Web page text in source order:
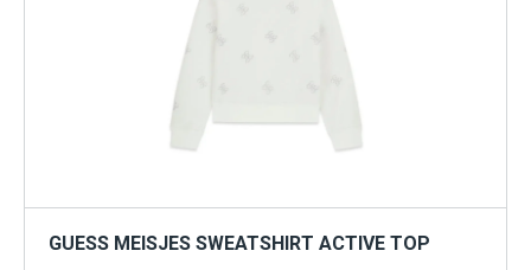
GUESS MEISJES SWEATSHIRT ACTIVE TOP